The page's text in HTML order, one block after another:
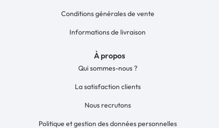
Conditions générales de vente
Informations de livraison
À propos
Qui sommes-nous ?
La satisfaction clients
Nous recrutons
Politique et gestion des données personnelles